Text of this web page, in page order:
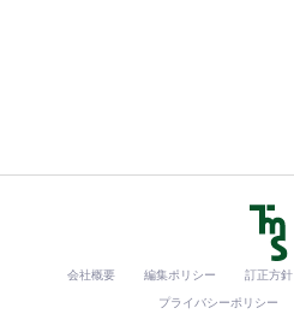
会社概要 編集ポリシー 訂正方針
プライバシーポリシー